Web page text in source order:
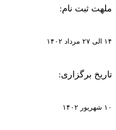
ملهت ثبت نام:
۱۴ الی ۲۷ مرداد ۱۴۰۲
تاریخ برگزاری:
۱۰ شهریور ۱۴۰۲